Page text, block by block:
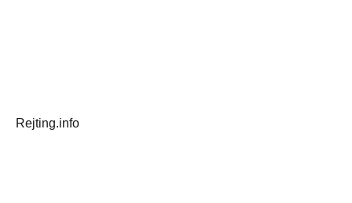
Rejting.info